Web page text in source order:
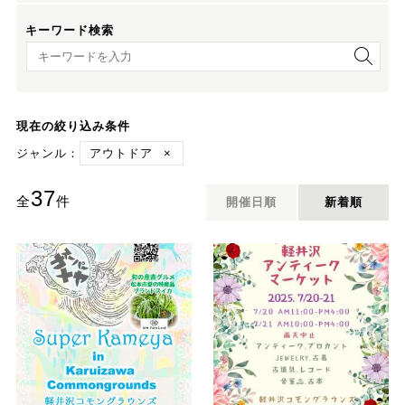
キーワード検索
キーワード検索
現在の絞り込み条件
ジャンル：
アウトドア ×
全37件 開催日順 新着順